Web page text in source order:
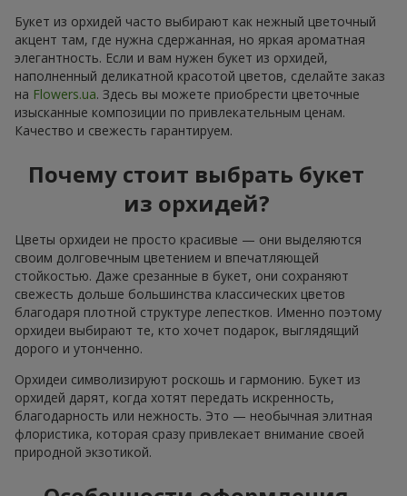
Букет из орхидей часто выбирают как нежный цветочный
акцент там, где нужна сдержанная, но яркая ароматная
элегантность. Если и вам нужен букет из орхидей,
наполненный деликатной красотой цветов, сделайте заказ
на Flowers.ua. Здесь вы можете приобрести цветочные
изысканные композиции по привлекательным ценам.
Качество и свежесть гарантируем.
Почему стоит выбрать букет
из орхидей?
Цветы орхидеи не просто красивые — они выделяются
своим долговечным цветением и впечатляющей
стойкостью. Даже срезанные в букет, они сохраняют
свежесть дольше большинства классических цветов
благодаря плотной структуре лепестков. Именно поэтому
орхидеи выбирают те, кто хочет подарок, выглядящий
дорого и утонченно.
Орхидеи символизируют роскошь и гармонию. Букет из
орхидей дарят, когда хотят передать искренность,
благодарность или нежность. Это — необычная элитная
флористика, которая сразу привлекает внимание своей
природной экзотикой.